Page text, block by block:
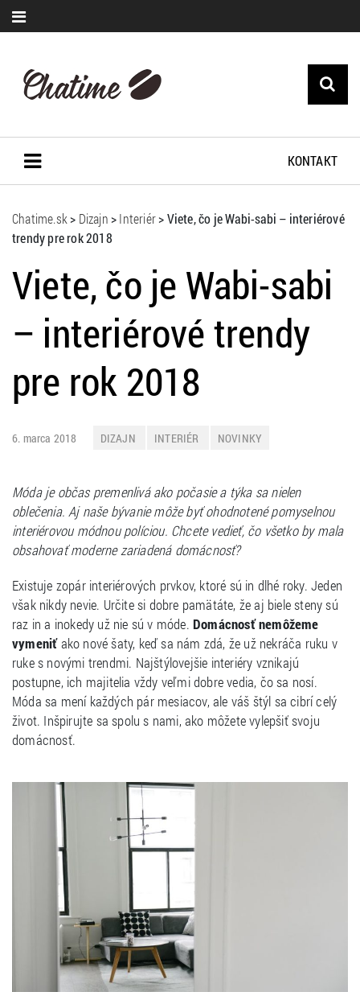
KONTAKT
Chatime.sk> Dizajn>Interiér>Viete, čo je Wabi-sabi – interiérové
trendy pre rok 2018
Viete, čo je Wabi-sabi
– interiérové trendy
pre rok 2018
6. marca 2018 DIZAJN INTERIÉR NOVINKY
Móda je občas premenlivá ako počasie a týka sa nielen
oblečenia. Aj naše bývanie môže byť ohodnotené pomyselnou
interiérovou módnou políciou. Chcete vedieť, čo všetko by mala
obsahovať moderne zariadená domácnosť?
Existuje zopár interiérových prvkov, ktoré sú in dlhé roky. Jeden
však nikdy nevie. Určite si dobre pamätáte, že aj biele steny sú
raz in a inokedy už nie sú v móde. Domácnosť nemôžeme
vymeniťako nové šaty, keď sa nám zdá, že už nekráča ruku v
ruke s novými trendmi. Najštýlovejšie interiéry vznikajú
postupne, ich majitelia vždy veľmi dobre vedia, čo sa nosí.
Móda sa mení každých pár mesiacov, ale váš štýl sa cibrí celý
život. Inšpirujte sa spolu s nami, ako môžete vylepšiť svoju
domácnosť.